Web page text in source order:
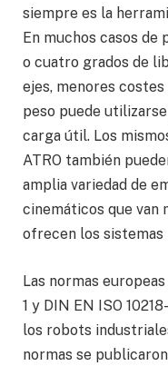
siempre es la
En muchos casos
o cuatro grados de
ejes, menores
peso puede
carga útil. Los
ATRO también
amplia variedad de
cinemáticos que van
ofrecen los
Las normas
1 y DIN EN ISO
los robots
normas se